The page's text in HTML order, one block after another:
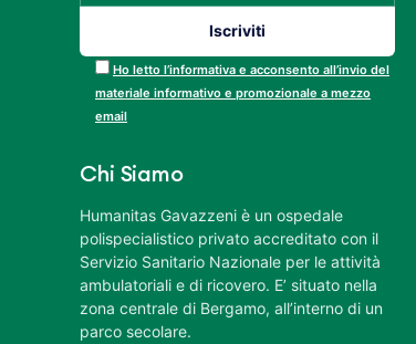
Ho letto l’informativa e acconsento all’invio del
materiale informativo e promozionale a mezzo
email
Chi Siamo
Humanitas Gavazzeni è un ospedale
polispecialistico privato accreditato con il
Servizio Sanitario Nazionale per le attività
ambulatoriali e di ricovero. E’ situato nella
zona centrale di Bergamo, all’interno di un
parco secolare.